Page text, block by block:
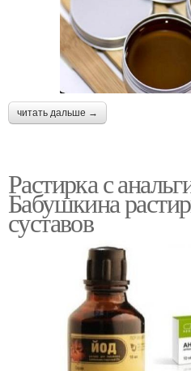
читать дальше →
Растирка с
Бабушкина
суставов